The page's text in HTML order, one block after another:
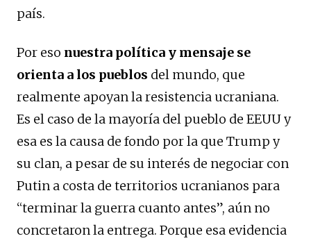
país.
Por eso nuestra política y mensaje se
orienta a los pueblos del mundo, que
realmente apoyan la resistencia ucraniana.
Es el caso de la mayoría del pueblo de EEUU y
esa es la causa de fondo por la que Trump y
su clan, a pesar de su interés de negociar con
Putin a costa de territorios ucranianos para
“terminar la guerra cuanto antes”, aún no
concretaron la entrega. Porque esa evidencia